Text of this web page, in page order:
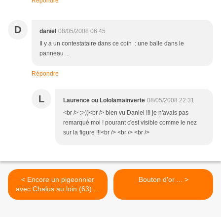
D daniel 08/05/2008 06:45
Il y a un contestataire dans ce coin : une balle dans le
panneau ...
Répondre
L Laurence ou Lololamainverte 08/05/2008 22:31
<br /> :>))<br /> bien vu Daniel !!! je n'avais pas
remarqué moi ! pourant c'est visible comme le nez
sur la figure !!!<br /> <br /> <br />
< Encore un pigeonnier
avec Chalus au loin (63) ...
Bouton d'or ... >